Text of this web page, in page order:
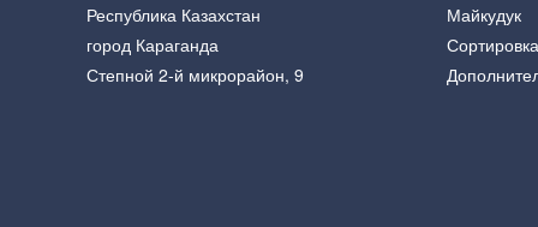
Республика Казахстан
город Караганда
Степной 2-й микрорайон, 9
Майкудук
Сортировка